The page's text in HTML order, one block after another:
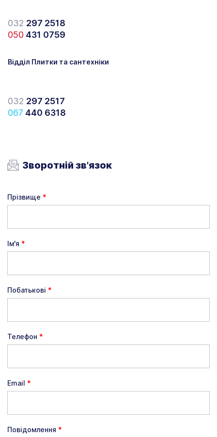
032 297 2518
050 431 0759
Відділ Плитки та сантехніки
032 297 2517
067 440 6318
Зворотній зв'язок
Прізвище *
Ім'я *
Побатькові *
Телефон *
Email *
Повідомлення *